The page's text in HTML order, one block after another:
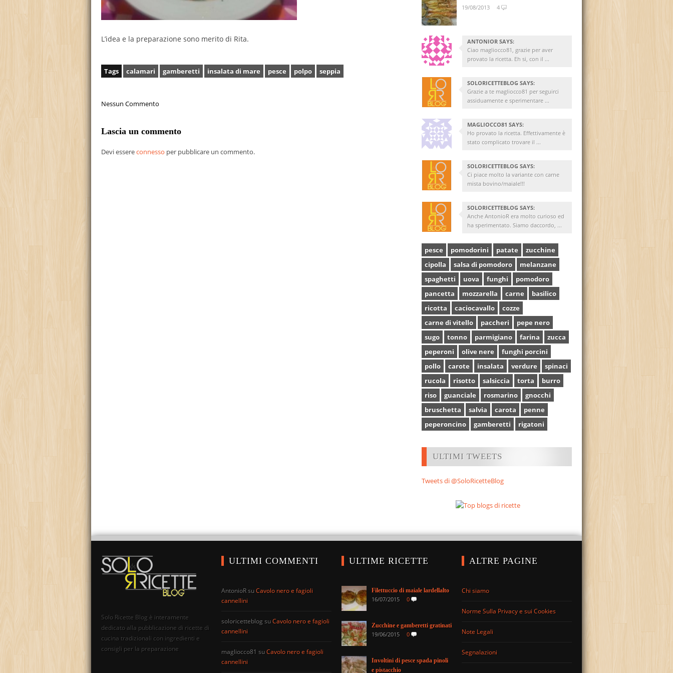
L’idea e la preparazione sono merito di Rita.
Tags calamari gamberetti insalata di mare pesce polpo seppia
Nessun Commento
Lascia un commento
Devi essereconnesso per pubblicare un commento.
19/08/2013 4
ANTONIOR SAYS:
Ciao magliocco81, grazie per aver
provato la ricetta. Eh si, con il ...
SOLORICETTEBLOG SAYS:
Grazie a te magliocco81 per seguirci
assiduamente e sperimentare ...
MAGLIOCCO81 SAYS:
Ho provato la ricetta. Effettivamente è
stato complicato trovare il ...
SOLORICETTEBLOG SAYS:
Ci piace molto la variante con carne
mista bovino/maiale!!!
SOLORICETTEBLOG SAYS:
Anche AntonioR era molto curioso ed
ha sperimentato. Siamo daccordo, ...
pesce pomodorini patate
zucchine
cipolla
salsa di pomodoro
melanzane
spaghetti
uova funghi
pomodoro
pancetta
mozzarella carne
basilico
ricotta
caciocavallo
cozze
carne di vitello
paccheri
pepe nero
sugo
tonno parmigiano farina
zucca
peperoni
olive nere
funghi porcini
pollo
carote insalata verdure
spinaci
rucola
risotto salsiccia torta
burro
riso
guanciale rosmarino
gnocchi
bruschetta
salvia carota
penne
peperoncino
gamberetti rigatoni
ULTIMI TWEETS
Tweets di @SoloRicetteBlog
Solo Ricette Blog è interamente
dedicato alla pubblicazione di ricette di
cucina tradizionali con ingredienti e
consigli per la preparazione
ULTIMI COMMENTI
AntonioRsuCavolo nero e fagioli
cannellini
soloricetteblogsuCavolo nero e fagioli
cannellini
magliocco81 suCavolo nero e fagioli
cannellini
ULTIME RICETTE
Filettuccio di maiale lardellalto
16/07/2015 0
Zucchine e gamberetti gratinati
19/06/2015 0
Involtini di pesce spada pinoli
e pistacchio
ALTRE PAGINE
Chi siamo
Norme Sulla Privacy e sui Cookies
Note Legali
Segnalazioni